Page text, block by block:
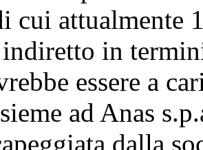
cui attualmente
in
essere a
ad Anas
dalla